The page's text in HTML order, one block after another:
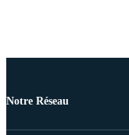
Notre Réseau